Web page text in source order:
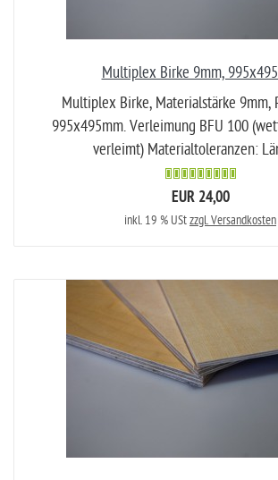
Multiplex Birke 9mm,
Multiplex Birke, Materialstärke 9mm,
995x495mm. Verleimung BFU 100
verleimt) Materialtoleranzen:
EUR 24,00
inkl. 19 % UStzzgl. Versandkosten